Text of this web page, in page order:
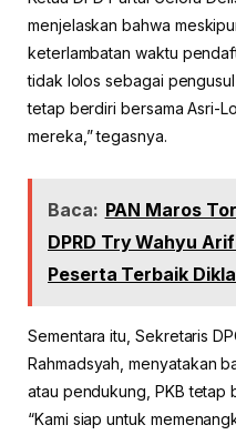
menjelaskan bahwa
keterlambatan waktu
tidak lolos sebagai
tetap berdiri bersama Asri-
mereka,” tegasnya.
Baca: PAN Maros
DPRD Try Wahyu
Peserta Terbaik
Sementara itu, Sekretaris
Rahmadsyah, menyatakan
atau pendukung, PKB tetap
“Kami siap untuk